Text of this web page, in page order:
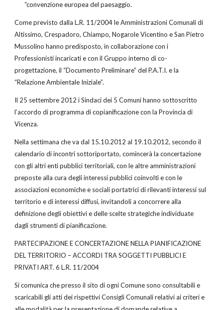
“convenzione europea del paesaggio.
Come previsto dalla L.R. 11/2004 le Amministrazioni Comunali di
Altissimo, Crespadoro, Chiampo, Nogarole Vicentino e San Pietro
Mussolino hanno predisposto, in collaborazione con i
Professionisti incaricati e con il Gruppo interno di co-
progettazione, il “Documento Preliminare” del P.A.T.I. e la
“Relazione Ambientale Iniziale”.
Il 25 settembre 2012 i Sindaci dei 5 Comuni hanno sottoscritto
l’accordo di programma di copianificazione con la Provincia di
Vicenza.
Nella settimana che va dal 15.10.2012 al 19.10.2012, secondo il
calendario di incontri sottoriportato, comincerà la concertazione
con gli altri enti pubblici territoriali, con le altre amministrazioni
preposte alla cura degli interessi pubblici coinvolti e con le
associazioni economiche e sociali portatrici di rilevanti interessi sul
territorio e di interessi diffusi, invitandoli a concorrere alla
definizione degli obiettivi e delle scelte strategiche individuate
dagli strumenti di pianificazione.
PARTECIPAZIONE E CONCERTAZIONE NELLA PIANIFICAZIONE
DEL TERRITORIO – ACCORDI TRA SOGGETTI PUBBLICI E
PRIVATI ART. 6 L.R. 11/2004
Si comunica che presso il sito di ogni Comune sono consultabili e
scaricabili gli atti dei rispettivi Consigli Comunali relativi ai criteri e